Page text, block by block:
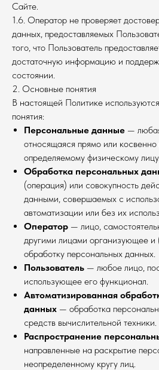
Сайте.
1.6. Оператор не проверяет
данных, предоставляемых
того, что Пользователь
достаточную информацию и
состоянии.
2. Основные понятия
В настоящей Политике
понятия:
Персональные данные —
относящаяся прямо или
определяемому физическому
Обработка персональных
(операция) или совокупность
данными, совершаемых с
автоматизации или без их
Оператор — лицо,
другими лицами организующее
обработку персональных данных.
Пользователь — любое лицо,
использующее его функционал.
Автоматизированная
данных — обработка
средств вычислительной техники.
Распространение
направленные на раскрытие
неопределенному кругу лиц.